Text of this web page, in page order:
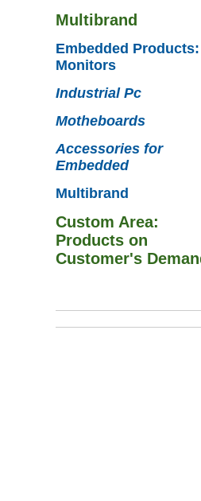
Multibrand
Embedded Products:
Monitors
Industrial Pc
Motheboards
Accessories for
Embedded
Multibrand
Custom Area:
Products on
Customer's